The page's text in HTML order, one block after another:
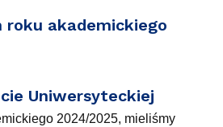
roku akademickiego
Uniwersyteckiej
2024/2025, mieliśmy